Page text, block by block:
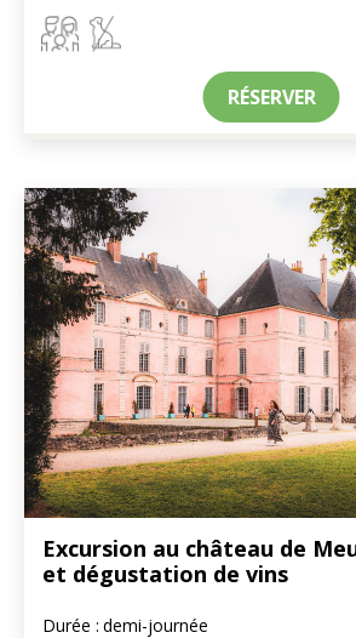
RÉSERVER
Excursion au château de
et dégustation de vins
Durée : demi-journée